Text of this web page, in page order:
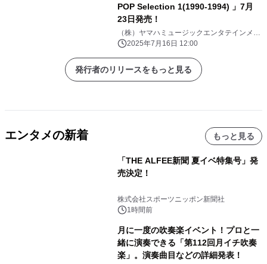
POP Selection 1(1990-1994) 」7月
23日発売！
（株）ヤマハミュージックエンタテインメン
トHD2025年7月16日 12:00
発行者のリリースをもっと見る
エンタメの新着 もっと見る
「THE ALFEE新聞 夏イベ特集号」発
売決定！
株式会社スポーツニッポン新聞社
1時間前
月に一度の吹奏楽イベント！プロと一
緒に演奏できる「第112回月イチ吹奏
楽」。演奏曲目などの詳細発表！